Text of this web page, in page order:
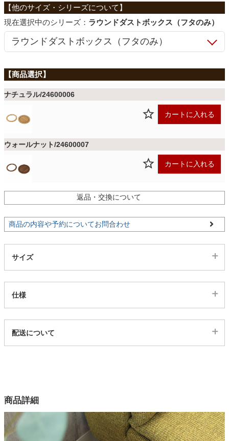
こたつ
寝具
ファブリック
マット
収納用品
家電・照明器具
ガーデン
シリーズ： ラウンドダストボックス（フタのみ）
ナチュラル/24600006
カートに入れる
ウォールナット/24600007
カートに入れる
返品・交換について
商品の内容や予約についてお問合わせ
サイズ
仕様
24600006
2色
素材
配送について
商品詳細